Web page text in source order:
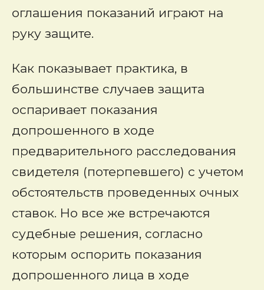
оглашения показаний играют на
руку защите.
Как показывает практика, в
большинстве случаев защита
оспаривает показания
допрошенного в ходе
предварительного расследования
свидетеля (потерпевшего) с учетом
обстоятельств проведенных очных
ставок. Но все же встречаются
судебные решения, согласно
которым оспорить показания
допрошенного лица в ходе